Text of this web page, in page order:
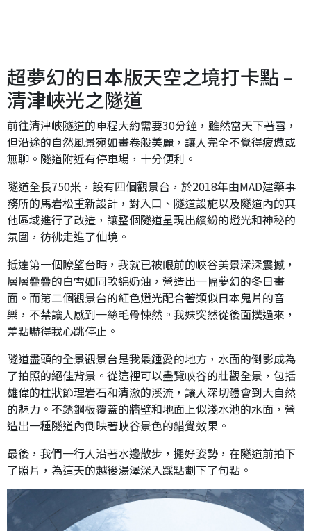
超夢幻的日本版天空之境打卡點 –
清津峽光之隧道
前往清津峽隧道的車程大約需要30分鐘，雖然當天下著雪，
但沿途的自然風景宛如畫卷般美麗，讓人完全不覺得疲憊或
無聊。隧道附近有停車場，十分便利。
隧道全長750米，設有四個觀景台，於2018年由MAD建築事
務所的馬岩松重新設計，對入口、隧道設施以及隧道內的其
他區域進行了改造，讓整個隧道呈現出繽紛的燈光和神秘的
氛圍，彷彿走進了仙境。
抵達第一個瞭望台時，我就已被眼前的峽谷美景深深震撼，
層層疊疊的白雪如同軟綿奶油，營造出一幅夢幻的冬日畫
面。而第二個觀景台的紅色燈光配合著類似日本鬼片的音
樂，不禁讓人感到一絲毛骨悚然。我妹突然從後面撲過來，
差點嚇得我心跳停止。
隧道盡頭的全景觀景台是我最鍾愛的地方，水面的倒影成為
了拍照的絕佳背景。從這裡可以盡覽峽谷的壯觀全景，包括
雄偉的柱狀節理岩石和清澈的溪流，讓人深切體會到大自然
的魅力。不銹鋼板覆蓋的牆壁和地面上似淺水池的水面，營
造出一種隧道內倒映著峽谷景色的錯覺效果。
最後，我們一行人沿著水邊散步，擺好姿勢，在隧道前拍下
了照片，為這天的越後湯澤深入踩點劃下了句點。